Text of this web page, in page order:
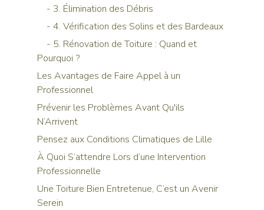
    - 3. Élimination des Débris
    - 4. Vérification des Solins et des Bardeaux
Pourquoi ?
Les Avantages de Faire Appel à un
Professionnel
Prévenir les Problèmes Avant Qu'ils
N’Arrivent
Pensez aux Conditions Climatiques de Lille
À Quoi S’attendre Lors d’une Intervention
Professionnelle
Une Toiture Bien Entretenue, C’est un Avenir
Serein